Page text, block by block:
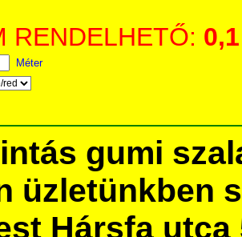
RENDELHETŐ: 0,1
Méter
gumi
üzletünkben
Hársfa utca